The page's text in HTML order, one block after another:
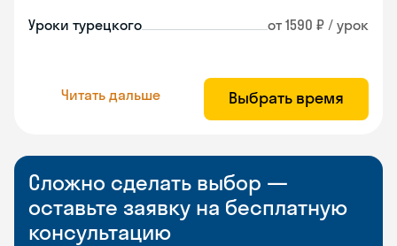
Уроки турецкого от 1590 ₽ / урок
Читать дальше Выбрать время
Сложно сделать выбор —
оставьте заявку на бесплатную
консультацию